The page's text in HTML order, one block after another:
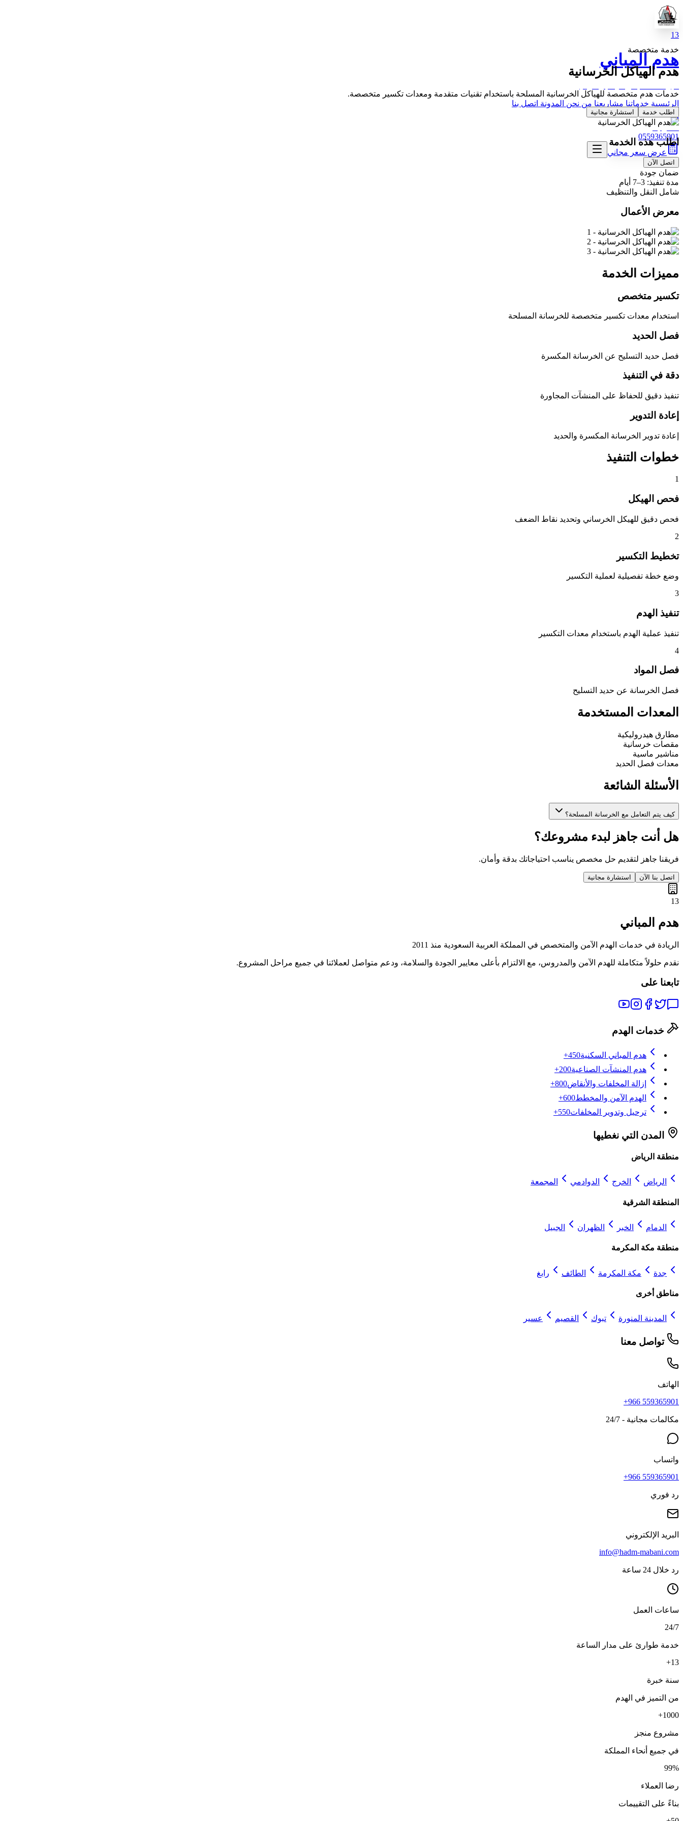
13
هدم المباني
الرئيسية خدماتنا مشاريعنا من نحن المدونة اتصل بنا
اتصل بنا
0559365901
عرض سعر مجاني
خدمة متخصصة
هدم الهياكل الخرسانية
خدمات هدم متخصصة للهياكل الخرسانية المسلحة باستخدام تقنيات متقدمة ومعدات تكسير متخصصة.
اطلب خدمة استشارة مجانية
اطلب هذه الخدمة
اتصل الآن
ضمان جودة
مدة تنفيذ: 3–7 أيام
شامل النقل والتنظيف
معرض الأعمال
مميزات الخدمة
تكسير متخصص
استخدام معدات تكسير متخصصة للخرسانة المسلحة
فصل الحديد
فصل حديد التسليح عن الخرسانة المكسرة
دقة في التنفيذ
تنفيذ دقيق للحفاظ على المنشآت المجاورة
إعادة التدوير
إعادة تدوير الخرسانة المكسرة والحديد
خطوات التنفيذ
1
فحص الهيكل
فحص دقيق للهيكل الخرساني وتحديد نقاط الضعف
2
تخطيط التكسير
وضع خطة تفصيلية لعملية التكسير
3
تنفيذ الهدم
تنفيذ عملية الهدم باستخدام معدات التكسير
4
فصل المواد
فصل الخرسانة عن حديد التسليح
المعدات المستخدمة
مطارق هيدروليكية
مقصات خرسانية
مناشير ماسية
معدات فصل الحديد
الأسئلة الشائعة
كيف يتم التعامل مع الخرسانة المسلحة؟
هل أنت جاهز لبدء مشروعك؟
فريقنا جاهز لتقديم حل مخصص يناسب احتياجاتك بدقة وأمان.
اتصل بنا الآن استشارة مجانية
13
هدم المباني
الريادة في خدمات الهدم الآمن والمتخصص في المملكة العربية السعودية منذ 2011
نقدم حلولاً متكاملة للهدم الآمن والمدروس، مع الالتزام بأعلى معايير الجودة والسلامة، ودعم متواصل لعملائنا في جميع مراحل المشروع.
تابعنا على
خدمات الهدم
هدم المباني السكنية450+
هدم المنشآت الصناعية200+
إزالة المخلفات والأنقاض800+
الهدم الآمن والمخطط600+
ترحيل وتدوير المخلفات550+
المدن التي نغطيها
منطقة الرياض
الرياض الخرج الدوادمي المجمعة
المنطقة الشرقية
الدمام الخبر الظهران الجبيل
منطقة مكة المكرمة
جدة مكة المكرمة الطائف رابغ
مناطق أخرى
المدينة المنورة تبوك القصيم عسير
تواصل معنا
الهاتف
+966 559365901
مكالمات مجانية - 24/7
واتساب
+966 559365901
رد فوري
البريد الإلكتروني
info@hadm-mabani.com
رد خلال 24 ساعة
ساعات العمل
24/7
خدمة طوارئ على مدار الساعة
13+
سنة خبرة
من التميز في الهدم
1000+
مشروع منجز
في جميع أنحاء المملكة
99%
رضا العملاء
بناءً على التقييمات